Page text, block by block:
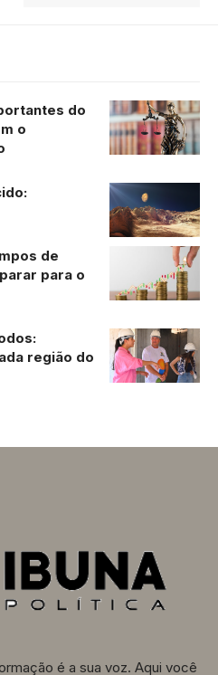
do
o
de
para o
região do
é a sua voz. Aqui você